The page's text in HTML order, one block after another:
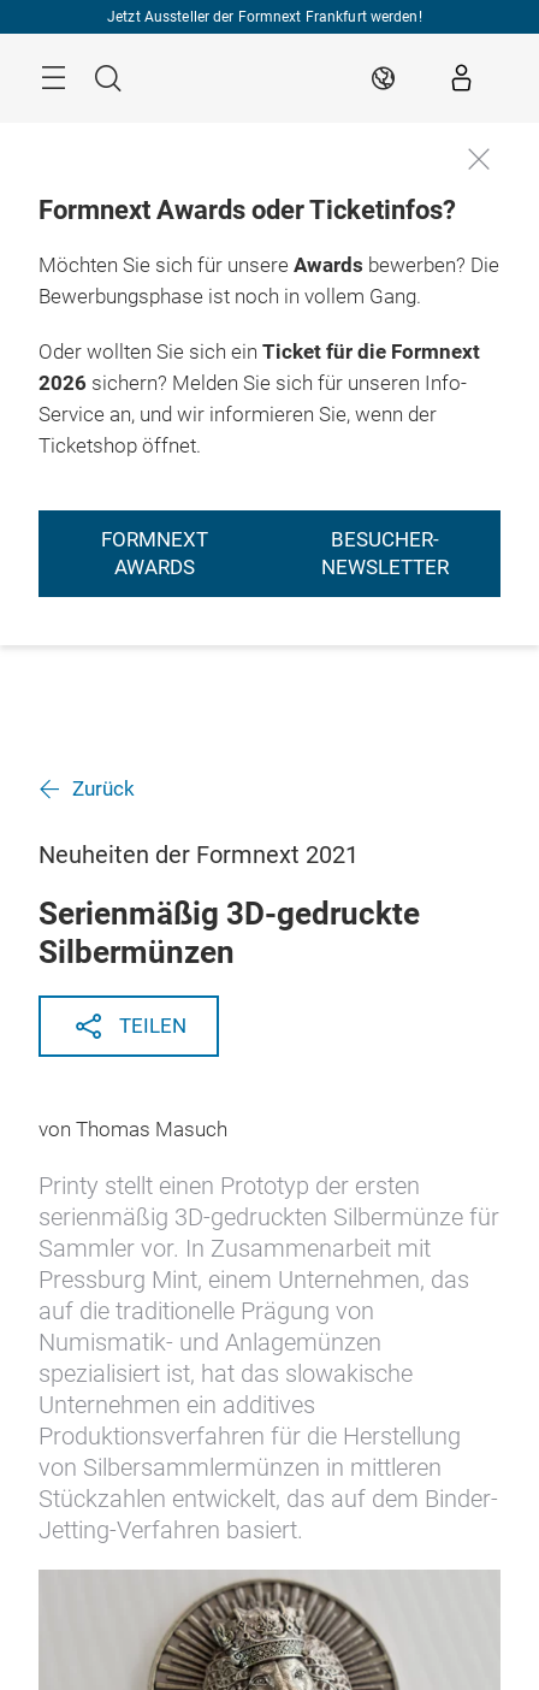
Jetzt Aussteller der Formnext Frankfurt werden!
Suche DE
Formnext Awards oder Ticketinfos?
Möchten Sie sich für unsere Awards bewerben? Die
Bewerbungsphase ist noch in vollem Gang.
Oder wollten Sie sich ein Ticket für die Formnext
2026 sichern? Melden Sie sich für unseren Info-
Service an, und wir informieren Sie, wenn der
Ticketshop öffnet.
FORMNEXT
AWARDS
BESUCHER-
NEWSLETTER
Zurück
Neuheiten der Formnext 2021
Serienmäßig 3D-gedruckte
Silbermünzen
TEILEN
von Thomas Masuch
Printy stellt einen Prototyp der ersten
serienmäßig 3D-gedruckten Silbermünze für
Sammler vor. In Zusammenarbeit mit
Pressburg Mint, einem Unternehmen, das
auf die traditionelle Prägung von
Numismatik- und Anlagemünzen
spezialisiert ist, hat das slowakische
Unternehmen ein additives
Produktionsverfahren für die Herstellung
von Silbersammlermünzen in mittleren
Stückzahlen entwickelt, das auf dem Binder-
Jetting-Verfahren basiert.